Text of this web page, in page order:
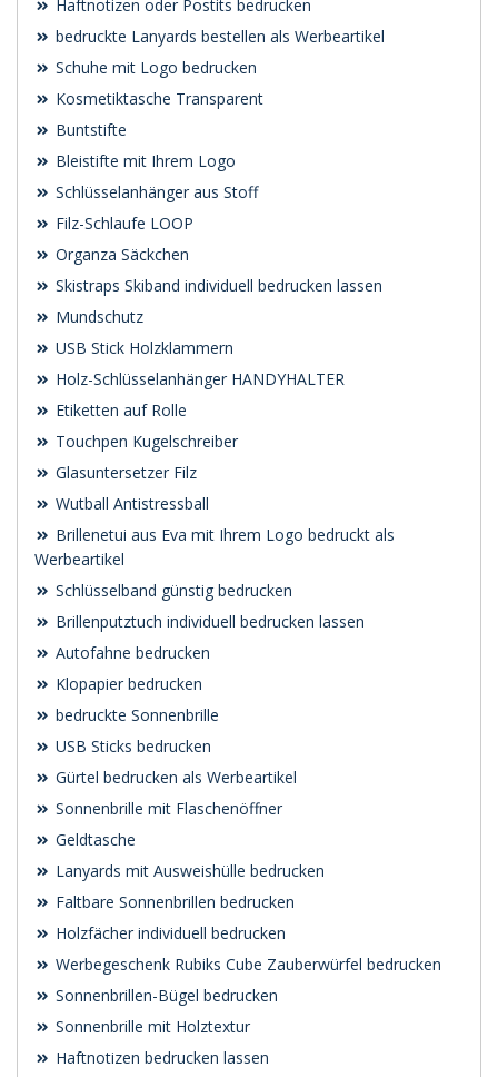
Haftnotizen oder Postits bedrucken
bedruckte Lanyards bestellen als Werbeartikel
Schuhe mit Logo bedrucken
Kosmetiktasche Transparent
Buntstifte
Bleistifte mit Ihrem Logo
Schlüsselanhänger aus Stoff
Filz-Schlaufe LOOP
Organza Säckchen
Skistraps Skiband individuell bedrucken lassen
Mundschutz
USB Stick Holzklammern
Holz-Schlüsselanhänger HANDYHALTER
Etiketten auf Rolle
Touchpen Kugelschreiber
Glasuntersetzer Filz
Wutball Antistressball
Brillenetui aus Eva mit Ihrem Logo bedruckt als
Werbeartikel
Schlüsselband günstig bedrucken
Brillenputztuch individuell bedrucken lassen
Autofahne bedrucken
Klopapier bedrucken
bedruckte Sonnenbrille
USB Sticks bedrucken
Gürtel bedrucken als Werbeartikel
Sonnenbrille mit Flaschenöffner
Geldtasche
Lanyards mit Ausweishülle bedrucken
Faltbare Sonnenbrillen bedrucken
Holzfächer individuell bedrucken
Werbegeschenk Rubiks Cube Zauberwürfel bedrucken
Sonnenbrillen-Bügel bedrucken
Sonnenbrille mit Holztextur
Haftnotizen bedrucken lassen